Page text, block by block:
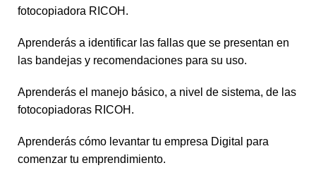
fotocopiadora RICOH.
Aprenderás a identificar las fallas que se presentan en
las bandejas y recomendaciones para su uso.
Aprenderás el manejo básico, a nivel de sistema, de las
fotocopiadoras RICOH.
Aprenderás cómo levantar tu empresa Digital para
comenzar tu emprendimiento.